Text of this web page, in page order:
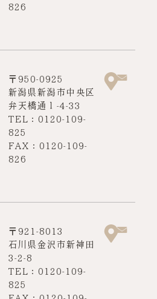
826
〒950-0925
新潟県新潟市中央区
弁天橋通１-4-33
TEL：0120-109-
825
FAX：0120-109-
826
〒921-8013
石川県金沢市新神田
3-2-8
TEL：0120-109-
825